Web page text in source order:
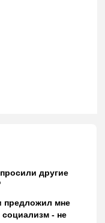
другие
предложил мне
социализм - не